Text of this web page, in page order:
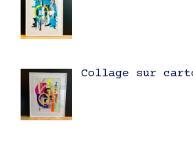
Collage sur